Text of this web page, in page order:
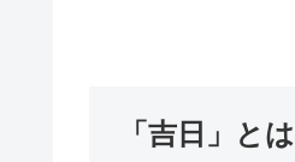
「吉日」と